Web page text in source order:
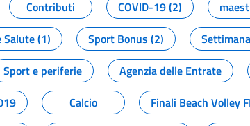
Contributi COVID-19 (2)
Salute (1) Sport Bonus (2)
Sport e periferie Agenzia delle Entrate
Calcio Finali Beach Volley